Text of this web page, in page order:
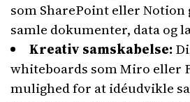
som SharePoint eller Notion
samle dokumenter, data og
Kreativ samskabelse:
whiteboards som Miro eller
mulighed for at idéudvikle